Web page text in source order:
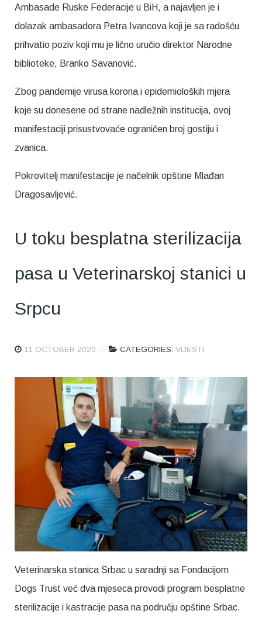
Ambasade Ruske Federacije u BiH, a najavljen je i
dolazak ambasadora Petra Ivancova koji je sa radošću
prihvatio poziv koji mu je lično uručio direktor Narodne
biblioteke, Branko Savanović.
Zbog pandemije virusa korona i epidemioloških mjera
koje su donesene od strane nadležnih institucija, ovoj
manifestaciji prisustvovaće ograničen broj gostiju i
zvanica.
Pokrovitelj manifestacije je načelnik opštine Mlađan
Dragosavljević.
U toku besplatna sterilizacija
pasa u Veterinarskoj stanici u
Srpcu
11 OCTOBER 2020 CATEGORIES: VIJESTI
Veterinarska stanica Srbac u saradnji sa Fondacijom
Dogs Trust već dva mjeseca provodi program besplatne
sterilizacije i kastracije pasa na području opštine Srbac.